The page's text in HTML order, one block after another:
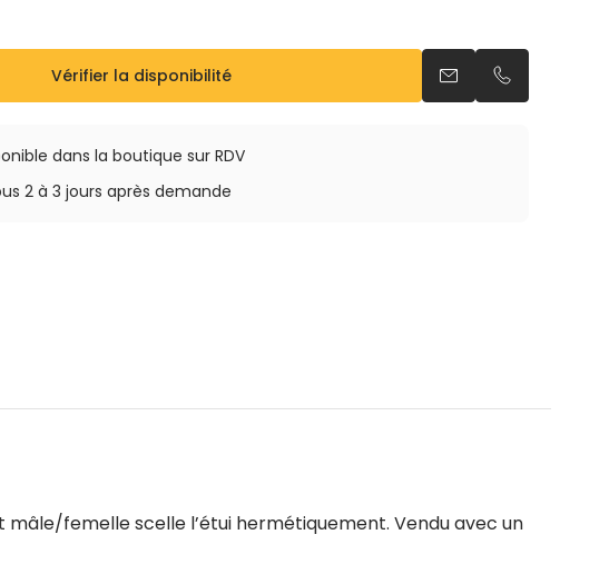
cognac, greige, gris, bleu ciel, rose, violet
Vérifier la disponibilité Envoyer un email
Appeler par
dans la boutique sur RDV
2 à 3 jours après demande
femelle scelle l’étui hermétiquement. Vendu avec un